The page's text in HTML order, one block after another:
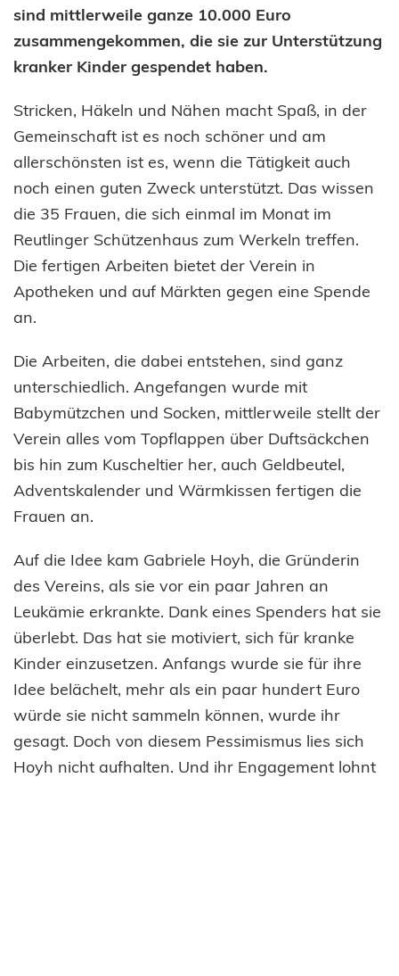
sind mittlerweile ganze 10.000 Euro
zusammengekommen, die sie zur Unterstützung
kranker Kinder gespendet haben.
Stricken, Häkeln und Nähen macht Spaß, in der
Gemeinschaft ist es noch schöner und am
allerschönsten ist es, wenn die Tätigkeit auch
noch einen guten Zweck unterstützt. Das wissen
die 35 Frauen, die sich einmal im Monat im
Reutlinger Schützenhaus zum Werkeln treffen.
Die fertigen Arbeiten bietet der Verein in
Apotheken und auf Märkten gegen eine Spende
an.
Die Arbeiten, die dabei entstehen, sind ganz
unterschiedlich. Angefangen wurde mit
Babymützchen und Socken, mittlerweile stellt der
Verein alles vom Topflappen über Duftsäckchen
bis hin zum Kuscheltier her, auch Geldbeutel,
Adventskalender und Wärmkissen fertigen die
Frauen an.
Auf die Idee kam Gabriele Hoyh, die Gründerin
des Vereins, als sie vor ein paar Jahren an
Leukämie erkrankte. Dank eines Spenders hat sie
überlebt. Das hat sie motiviert, sich für kranke
Kinder einzusetzen. Anfangs wurde sie für ihre
Idee belächelt, mehr als ein paar hundert Euro
würde sie nicht sammeln können, wurde ihr
gesagt. Doch von diesem Pessimismus lies sich
Hoyh nicht aufhalten. Und ihr Engagement lohnt